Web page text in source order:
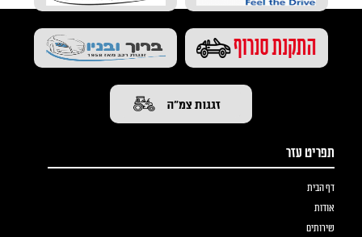
תפריט עזר
דף הבית
אודות
שירותים